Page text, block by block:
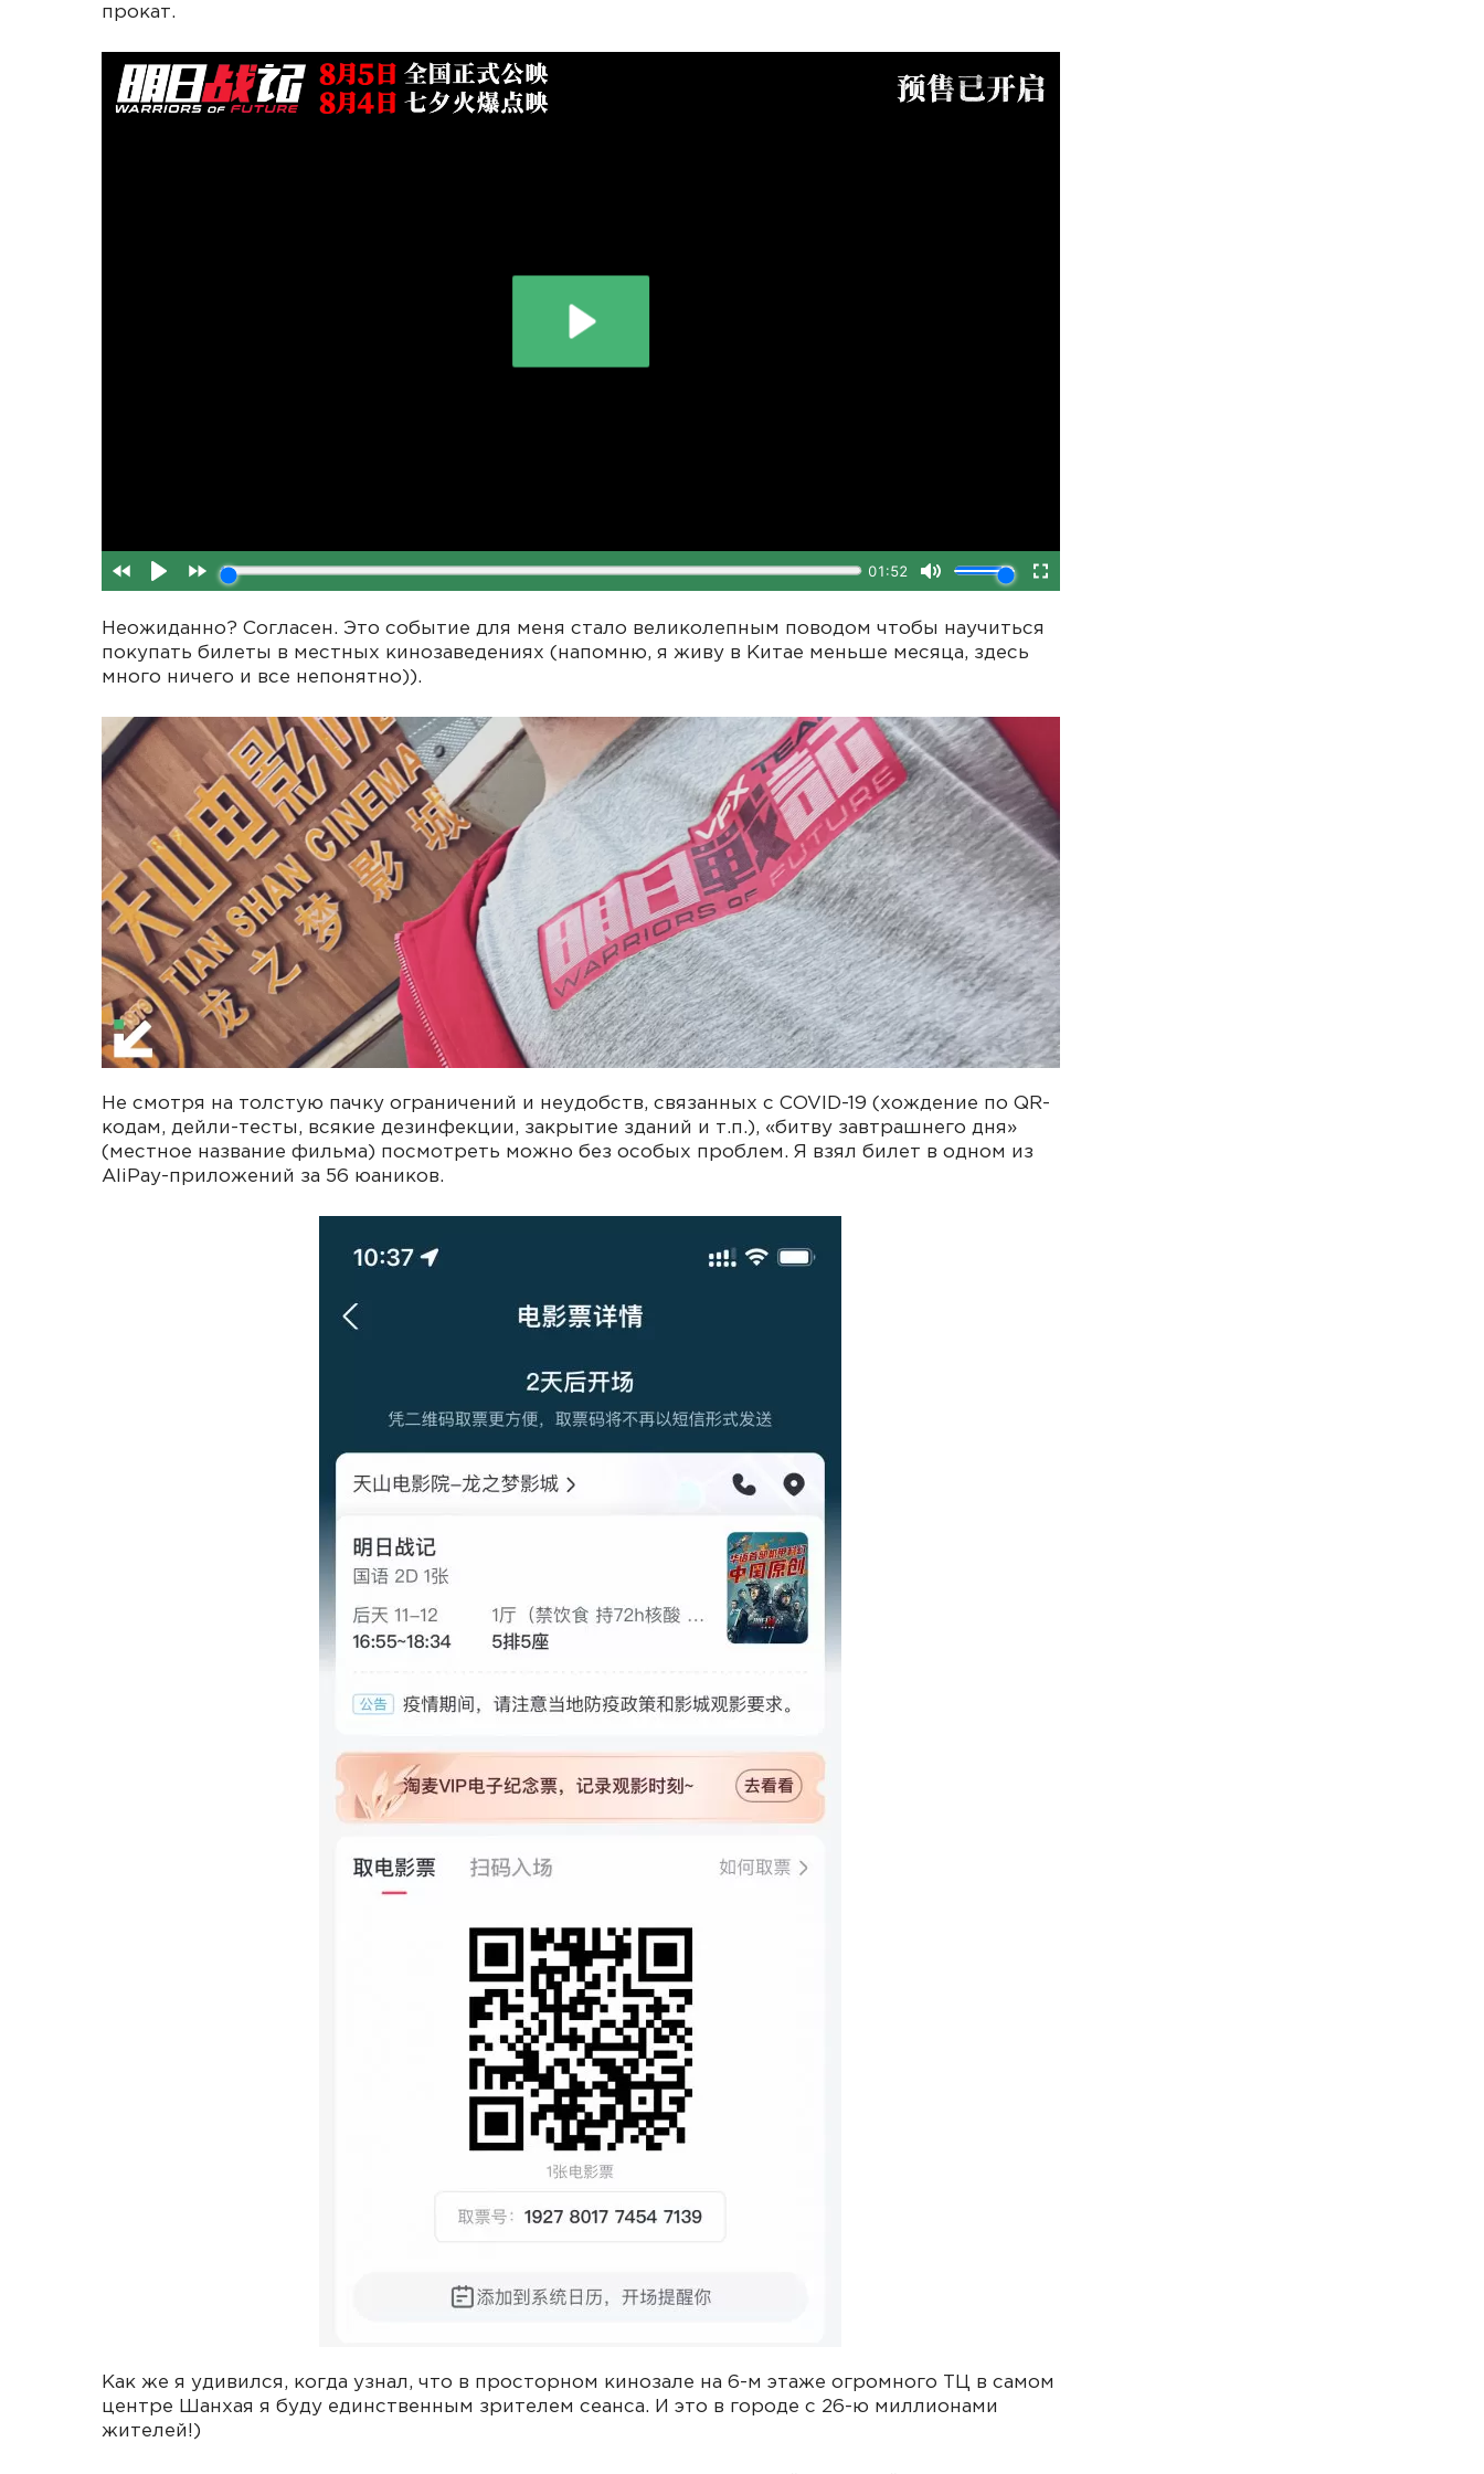
прокат.
Неожиданно? Согласен. Это событие для меня стало великолепным поводом чтобы научиться
покупать билеты в местных кинозаведениях (напомню, я живу в Китае меньше месяца, здесь
много ничего и все непонятно)).
Не смотря на толстую пачку ограничений и неудобств, связанных с COVID-19 (хождение по QR-
кодам, дейли-тесты, всякие дезинфекции, закрытие зданий и т.п.), «битву завтрашнего дня»
(местное название фильма) посмотреть можно без особых проблем. Я взял билет в одном из
AliPay-приложений за 56 юаников.
Как же я удивился, когда узнал, что в просторном кинозале на 6-м этаже огромного ТЦ в самом
центре Шанхая я буду единственным зрителем сеанса. И это в городе с 26-ю миллионами
жителей!)